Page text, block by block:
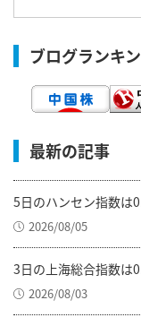
ブログランキ
最新の記事
5日のハンセン指数は
2026/08/05
3日の上海総合指数は
2026/08/03